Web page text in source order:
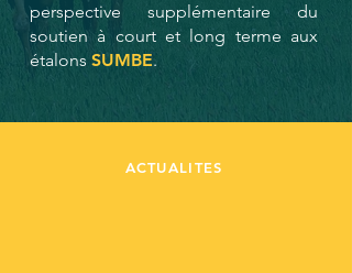
perspective supplémentaire du
soutien à court et long terme aux
étalons SUMBE.
ACTUALITES